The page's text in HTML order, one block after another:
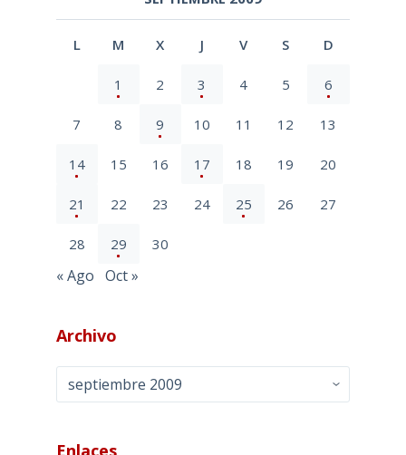
L M X J V S D
1 2 3 4 5 6
7 8 9 10 11 12 13
14 15 16 17 18 19 20
21 22 23 24 25 26 27
28 29 30
« Ago Oct »
Archivo
Archivo
Enlaces